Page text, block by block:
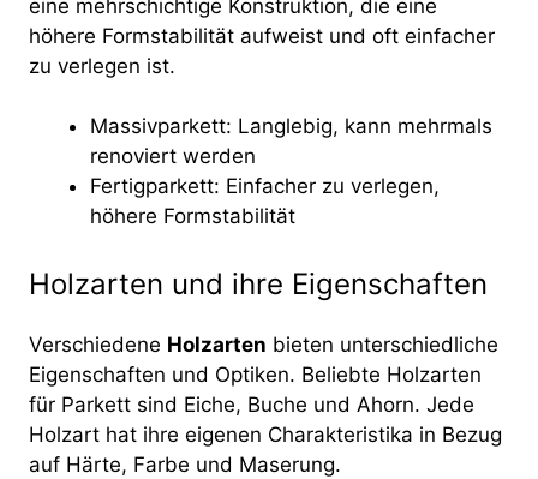
eine mehrschichtige Konstruktion, die eine
höhere Formstabilität aufweist und oft einfacher
zu verlegen ist.
Massivparkett: Langlebig, kann mehrmals
renoviert werden
Fertigparkett: Einfacher zu verlegen,
höhere Formstabilität
Holzarten und ihre Eigenschaften
Verschiedene Holzarten bieten unterschiedliche
Eigenschaften und Optiken. Beliebte Holzarten
für Parkett sind Eiche, Buche und Ahorn. Jede
Holzart hat ihre eigenen Charakteristika in Bezug
auf Härte, Farbe und Maserung.